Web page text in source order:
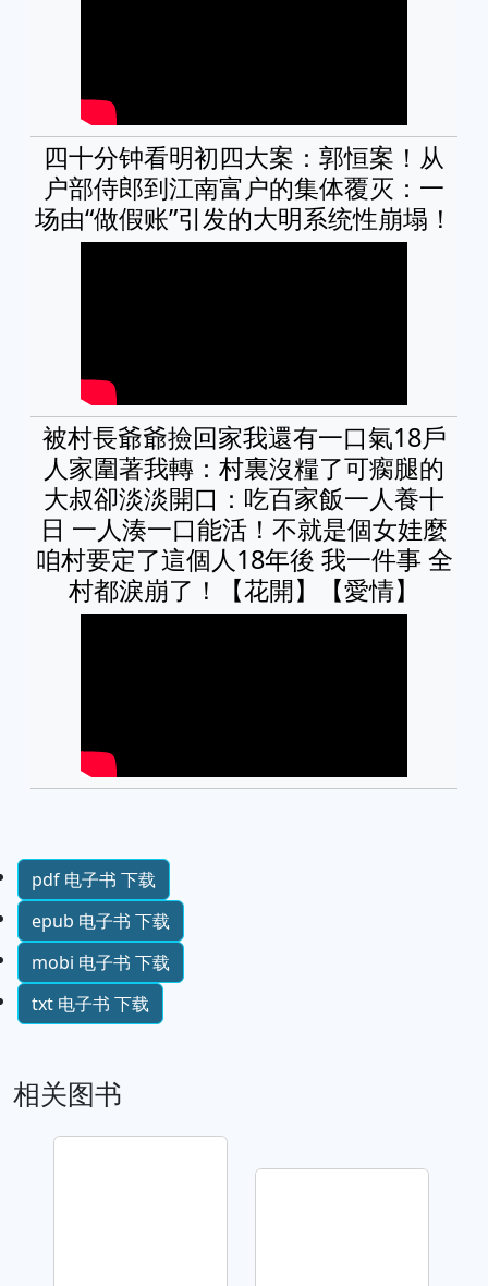
四十分钟看明初四大案：郭恒案！从
户部侍郎到江南富户的集体覆灭：一
场由“做假账”引发的大明系统性崩塌！
被村長爺爺撿回家我還有一口氣18戶
人家圍著我轉：村裏沒糧了可瘸腿的
大叔卻淡淡開口：吃百家飯一人養十
日 一人湊一口能活！不就是個女娃麼
咱村要定了這個人18年後 我一件事 全
村都淚崩了！【花開】【愛情】
pdf 电子书 下载
epub 电子书 下载
mobi 电子书 下载
txt 电子书 下载
相关图书